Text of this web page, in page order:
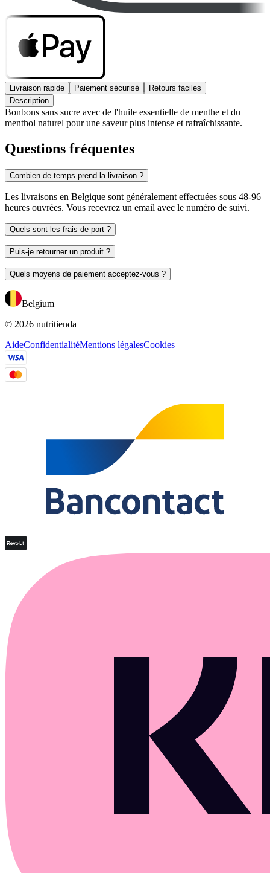
Livraison rapide Paiement sécurisé
Retours faciles
Description
Bonbons sans sucre avec de l'huile essentielle de menthe et du
menthol naturel pour une saveur plus intense et rafraîchissante.
Questions fréquentes
Combien de temps prend la livraison ?
Les livraisons en Belgique sont généralement effectuées sous 48-96
heures ouvrées. Vous recevrez un email avec le numéro de suivi.
Quels sont les frais de port ?
Puis-je retourner un produit ?
Quels moyens de paiement acceptez-vous ?
Belgium
© 2026 nutritienda
AideConfidentialitéMentions légalesCookies